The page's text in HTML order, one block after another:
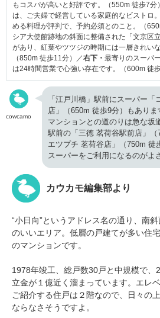
もコスパが高いと好評です。（550m 徒歩7分
は、ご夫婦で経営している家庭的なビストロ
める料理が評判で、予約必須とのこと。（
シア大使館跡地の斜面に整備された「文京区
があり、紅葉やツツジの時期には一層きれい
（850m 徒歩11分）／右下・ 最寄りのスーパ
は24時間営業で心強い存在です。（600m 徒歩
cowcamo
「江戸川橋」駅前にスーパー
店」（650m 徒歩9分）もあり
マンションとの道のりは急な坂
駅前の「三徳 茗荷谷駅前店」
エツプチ 茗荷谷店」（750m 徒
スーパーをご利用になるのがよ
カウカモ編集部より
“小日向”というアドレス名の通り、南
のいいエリア。低層の戸建てが多い住
のマンションです。
1978年竣工、総戸数30戸と中規模で、
立金が１億近く溜まっています。エレ
ご紹介する住戸は２階なので、日々の
ならなさそうですよ。